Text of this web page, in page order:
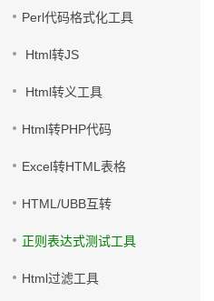
Perl代码格式化工具
Html转JS
Html转义工具
Html转PHP代码
Excel转HTML表格
HTML/UBB互转
正则表达式测试工具
Html过滤工具